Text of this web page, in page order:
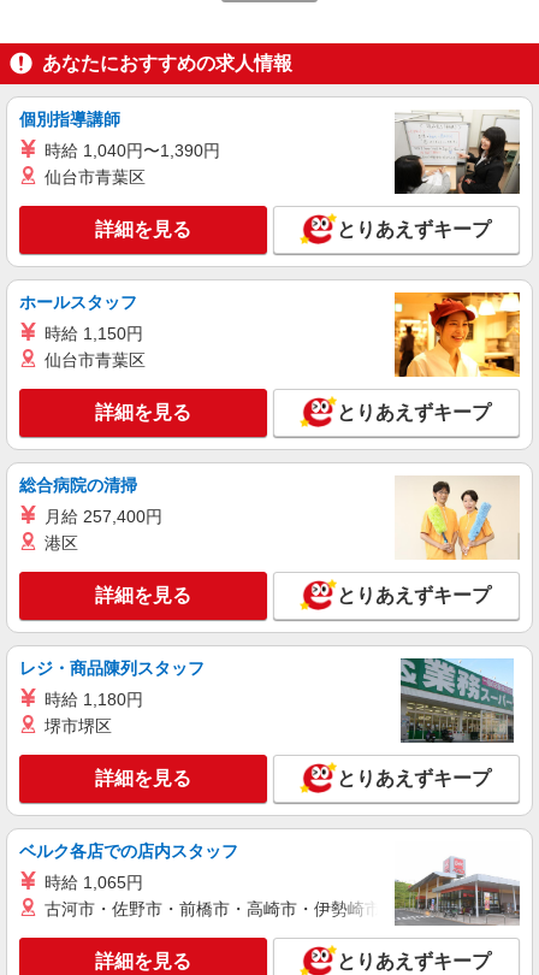
キープ 詳細を見る
アルバイト パート
デイサービスりんごの木
デイサービス介護職員
時給1,250円〜1,300円（経験・能力による）
※無資格者は時給1,200円〜 【月収例】 時給1,200
円×実働４ｈ×月16日勤務＝76,800円
デイサービスりんごの木 （南店）大阪府大阪
市東住吉区住道矢田1-19-24 ※大阪府松原市からで
も無理なく通勤できます。
キープ 詳細を見る
パート
パナソニック エイジフリーケアセンター東住吉
デイサービス／介護職／PMのみ
時給1,282円〜1,409円 ※経験・能力・資格等
による 社会福祉士・介護福祉士 時給1,409円 その
他資格 時給1,282円 ※一律処遇改善加算含む 〇時
間外勤務手当 〇土日祝勤務手当 〇無事故無違反表
パナソニック エイジフリーケアセンター東住
キープ 詳細を見る
パート
パナソニック エイジフリーケアセンター東住吉
デイサービス／介護職／パート／勤務日数・時
時給1,282円〜1,409円 ※経験・能力・資格等
による 社会福祉士・介護福祉士 時給1,409円 その
他資格 時給1,282円 ※一律処遇改善加算含む 〇時
間外勤務手当 〇土日祝勤務手当 〇無事故無違反表
彰金 〇年末年始勤務手当
パナソニック エイジフリーケアセンター東住
吉 大阪府大阪市東住吉区今川3-12-6
キープ
パート
パナソニック エイジフリーケアセンター東住吉
デイサービス／介護職／10-14時
あなたにおすすめの求人情報
個別指導講師
時給 1,040円〜1,390円
仙台市青葉区
詳細を見る とりあえずキープ
ホールスタッフ
時給 1,150円
仙台市青葉区
詳細を見る とりあえずキープ
総合病院の清掃
月給 257,400円
港区
詳細を見る とりあえずキープ
レジ・商品陳列スタッフ
時給 1,180円
堺市堺区
詳細を見る とりあえずキープ
ベルク各店での店内スタッフ
時給 1,065円
古河市・佐野市・前橋市・高崎市・伊勢崎市・太田市・館林市
詳細を見る とりあえずキープ